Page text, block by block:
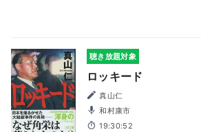
聴き放題対象
ロッキード
真山仁
和村康市
19:30:52